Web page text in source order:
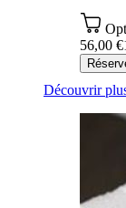
56,00 €
Découvrir